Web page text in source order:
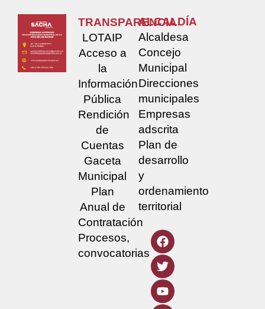
TRANSPARENCIA
LOTAIP
Acceso a
la
Información
Pública
Rendición
de
Cuentas
Gaceta
Municipal
Plan
Anual de
Contratación
Procesos,
convocatorias
ALCALDÍA
Alcaldesa
Concejo
Municipal
Direcciones
municipales
Empresas
adscrita
Plan de
desarrollo
y
ordenamiento
territorial